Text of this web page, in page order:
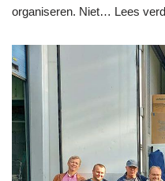
organiseren. Niet… Lees